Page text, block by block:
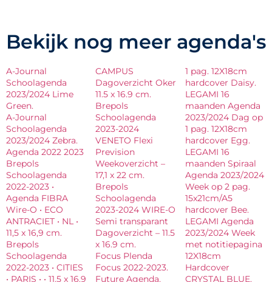
Bekijk nog meer agenda's
A-Journal
Schoolagenda
2023/2024 Lime
Green.
A-Journal
Schoolagenda
2023/2024 Zebra.
Agenda 2022 2023
Brepols
Schoolagenda
2022-2023 •
Agenda FIBRA
Wire-O • ECO
ANTRACIET • NL •
11,5 x 16,9 cm.
Brepols
Schoolagenda
2022-2023 • CITIES
• PARIS • • 11.5 x 16.9
CAMPUS
Dagoverzicht Oker
11.5 x 16.9 cm.
Brepols
Schoolagenda
2023-2024
VENETO Flexi
Prevision
Weekoverzicht –
17,1 x 22 cm.
Brepols
Schoolagenda
2023-2024 WIRE-O
Semi transparant
Dagoverzicht – 11.5
x 16.9 cm.
Focus Plenda
Focus 2022-2023.
Future Agenda.
1 pag. 12X18cm
hardcover Daisy.
LEGAMI 16
maanden Agenda
2023/2024 Dag op
1 pag. 12X18cm
hardcover Egg.
LEGAMI 16
maanden Spiraal
Agenda 2023/2024
Week op 2 pag.
15x21cm/A5
hardcover Bee.
LEGAMI Agenda
2023/2024 Week
met notitiepagina
12X18cm
Hardcover
CRYSTAL BLUE.